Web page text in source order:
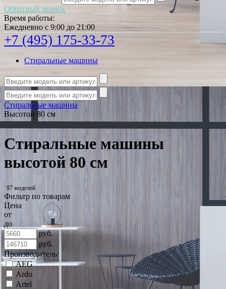
Обратный звонок
Время работы:
Ежедневно с 9:00 до 21:00
+7 (495) 175-33-73
Стиральные машины
Стиральные машины
Высотой 80 см
Стиральные машины
высотой 80 см
97 моделей
Фильтр по товарам
Цена
от
до
руб.
руб.
Производитель:
AEG
Ardo
Artel